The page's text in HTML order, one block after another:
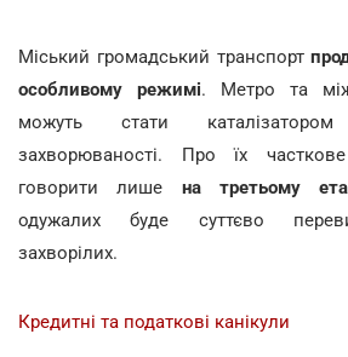
Міський громадський транспорт
особливому режимі. Метро та
можуть стати каталізатором
захворюваності. Про їх
говорити лише на третьому
одужалих буде суттєво
захворілих.
Кредитні та податкові канікули